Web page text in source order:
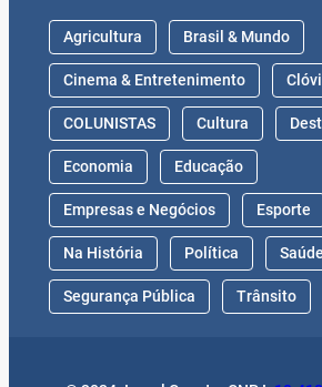
Agricultura Brasil & Mundo
Cinema & Entretenimento
COLUNISTAS Cultura
Economia Educação
Empresas e Negócios Esporte
Na História Política
Segurança Pública Trânsito